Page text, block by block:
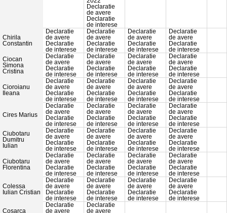
Declaratie
de avere
Declaratie
de interese
Chirila
Constantin
Declaratie
de avere
Declaratie
de interese
Declaratie
de avere
Declaratie
de interese
Declaratie
de avere
Declaratie
de interese
Declaratie
de avere
Declaratie
de interese
Ciocan
Simona
Cristina
Declaratie
de avere
Declaratie
de interese
Declaratie
de avere
Declaratie
de interese
Declaratie
de avere
Declaratie
de interese
Declaratie
de avere
Declaratie
de interese
Cioroianu
Ileana
Declaratie
de avere
Declaratie
de interese
Declaratie
de avere
Declaratie
de interese
Declaratie
de avere
Declaratie
de interese
Declaratie
de avere
Declaratie
de interese
Cires Marius
Declaratie
de avere
Declaratie
de interese
Declaratie
de avere
Declaratie
de interese
Declaratie
de avere
Declaratie
de interese
Declaratie
de avere
Declaratie
de interese
Ciubotaru
Dumitru
Iulian
Declaratie
de avere
Declaratie
de interese
Declaratie
de avere
Declaratie
de interese
Declaratie
de avere
Declaratie
de interese
Declaratie
de avere
Declaratie
de interese
Ciubotaru
Florentina
Declaratie
de avere
Declaratie
de interese
Declaratie
de avere
Declaratie
de interese
Declaratie
de avere
Declaratie
de interese
Declaratie
de avere
Declaratie
de interese
Colessa
Iulian Cristian
Declaratie
de avere
Declaratie
de interese
Declaratie
de avere
Declaratie
de interese
Declaratie
de avere
Declaratie
de interese
Declaratie
de avere
Declaratie
de interese
Cosarca
Declaratie
de avere
Declaratie
de avere